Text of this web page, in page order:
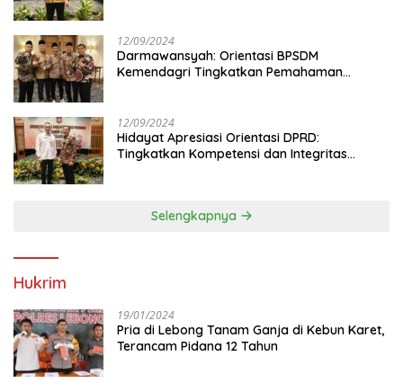
12/09/2024
Darmawansyah: Orientasi BPSDM
Kemendagri Tingkatkan Pemahaman
12/09/2024
Hidayat Apresiasi Orientasi DPRD:
Tingkatkan Kompetensi dan Integritas
Selengkapnya
Hukrim
19/01/2024
Pria di Lebong Tanam Ganja di Kebun Karet,
Terancam Pidana 12 Tahun